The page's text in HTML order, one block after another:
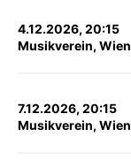
4.12.2026, 20:15
Musikverein, Wien
7.12.2026, 20:15
Musikverein, Wien